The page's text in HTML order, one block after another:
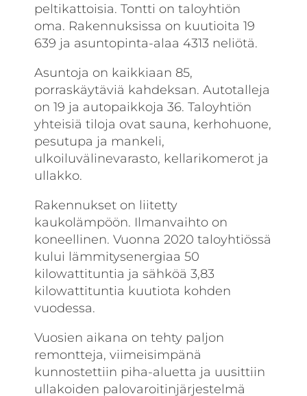
peltikattoisia. Tontti on taloyhtiön
oma. Rakennuksissa on kuutioita 19
639 ja asuntopinta-alaa 4313 neliötä.
Asuntoja on kaikkiaan 85,
porraskäytäviä kahdeksan. Autotalleja
on 19 ja autopaikkoja 36. Taloyhtiön
yhteisiä tiloja ovat sauna, kerho­huone,
pesutupa ja mankeli,
ulkoiluvälinevarasto, kellarikomerot ja
ullakko.
Rakennukset on liitetty
kaukolämpöön. Ilmanvaihto on
koneellinen. Vuonna 2020 taloyhtiössä
kului lämmitysenergiaa 50
kilowattituntia ja sähköä 3,83
kilowattituntia kuutiota kohden
vuodessa.
Vuosien aikana on tehty paljon
remontteja, viimeisimpänä
kunnostettiin piha-aluetta ja uusittiin
ullakoiden palovaroitinjärjestelmä